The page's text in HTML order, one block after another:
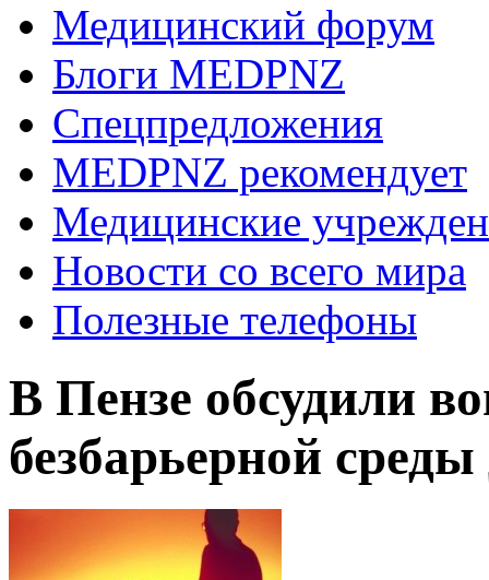
Медицинский форум
Блоги MEDPNZ
Спецпредложения
MEDPNZ рекомендует
Медицинские
Новости со всего мира
Полезные телефоны
В Пензе обсудили
безбарьерной